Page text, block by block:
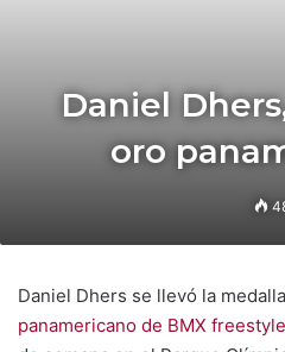
Daniel
oro
Daniel Dhers se llevó la
panamericano de BMX freestyle